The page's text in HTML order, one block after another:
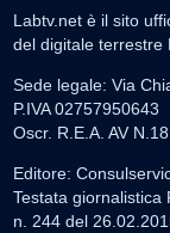
Labtv.net è il sito
del digitale terrestre
Sede legale: Via
P.IVA 02757950643
Oscr. R.E.A. AV
Editore:
Testata giornalistica
n. 244 del